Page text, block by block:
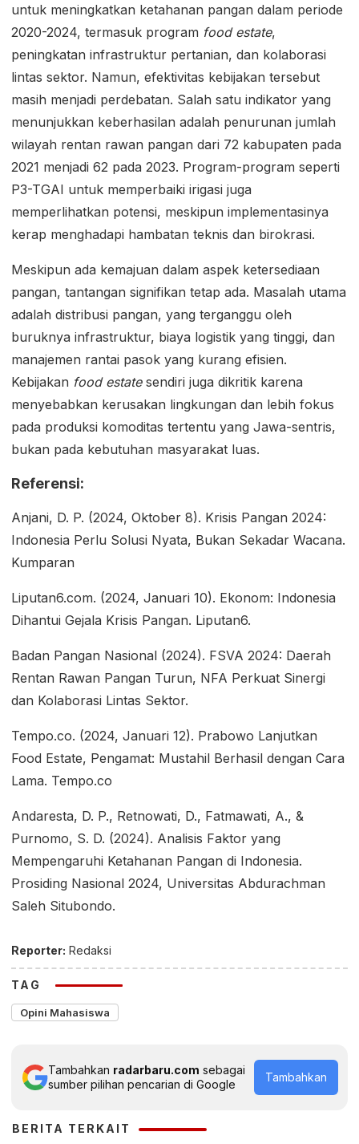
untuk meningkatkan ketahanan pangan dalam periode
2020-2024, termasuk program food estate,
peningkatan infrastruktur pertanian, dan kolaborasi
lintas sektor. Namun, efektivitas kebijakan tersebut
masih menjadi perdebatan. Salah satu indikator yang
menunjukkan keberhasilan adalah penurunan jumlah
wilayah rentan rawan pangan dari 72 kabupaten pada
2021 menjadi 62 pada 2023. Program-program seperti
P3-TGAI untuk memperbaiki irigasi juga
memperlihatkan potensi, meskipun implementasinya
kerap menghadapi hambatan teknis dan birokrasi.
Meskipun ada kemajuan dalam aspek ketersediaan
pangan, tantangan signifikan tetap ada. Masalah utama
adalah distribusi pangan, yang terganggu oleh
buruknya infrastruktur, biaya logistik yang tinggi, dan
manajemen rantai pasok yang kurang efisien.
Kebijakan food estatesendiri juga dikritik karena
menyebabkan kerusakan lingkungan dan lebih fokus
pada produksi komoditas tertentu yang Jawa-sentris,
bukan pada kebutuhan masyarakat luas.
Referensi:
Anjani, D. P. (2024, Oktober 8). Krisis Pangan 2024:
Indonesia Perlu Solusi Nyata, Bukan Sekadar Wacana.
Kumparan
Liputan6.com. (2024, Januari 10). Ekonom: Indonesia
Dihantui Gejala Krisis Pangan. Liputan6.
Badan Pangan Nasional (2024). FSVA 2024: Daerah
Rentan Rawan Pangan Turun, NFA Perkuat Sinergi
dan Kolaborasi Lintas Sektor.
Tempo.co. (2024, Januari 12). Prabowo Lanjutkan
Food Estate, Pengamat: Mustahil Berhasil dengan Cara
Lama. Tempo.co
Andaresta, D. P., Retnowati, D., Fatmawati, A., &
Purnomo, S. D. (2024). Analisis Faktor yang
Mempengaruhi Ketahanan Pangan di Indonesia.
Prosiding Nasional 2024, Universitas Abdurachman
Saleh Situbondo.
Reporter: Redaksi
TAG
Opini Mahasiswa
Tambahkan radarbaru.com sebagai
sumber pilihan pencarian di Google
Tambahkan
BERITA TERKAIT